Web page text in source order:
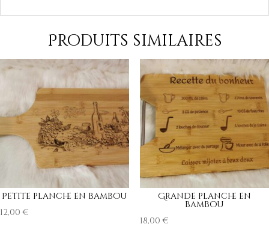
Produits similaires
Petite planche en bambou
12,00€
Grande planche en
bambou
18,00€